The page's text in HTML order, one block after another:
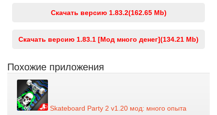
Скачать версию 1.83.2(162.65 Mb)
Скачать версию 1.83.1 [Мод много денег](134.21 Mb)
Похожие приложения
Skateboard Party 2 v1.20 мод: много опыта